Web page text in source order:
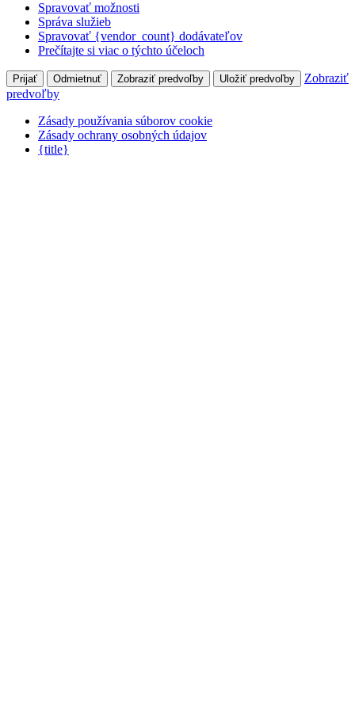
Spravovať možnosti
Správa služieb
Spravovať {vendor_count} dodávateľov
Prečítajte si viac o týchto účeloch
Prijať Odmietnuť Zobraziť predvoľby Uložiť predvoľby
Zobraziť
predvoľby
Zásady používania súborov cookie
Zásady ochrany osobných údajov
{title}